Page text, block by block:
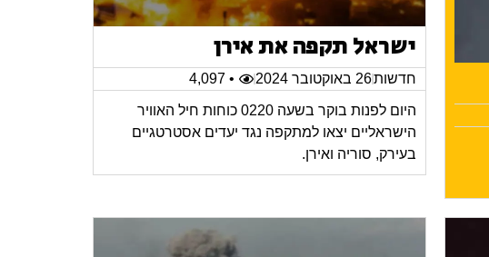
ישראל תקפה את אירן
חדשות26 באוקטובר 2024 • 4,097
היום לפנות בוקר בשעה 0220 כוחות חיל האוויר
הישראליים יצאו למתקפה נגד יעדים אסטרטגיים
בעירק, סוריה ואירן.